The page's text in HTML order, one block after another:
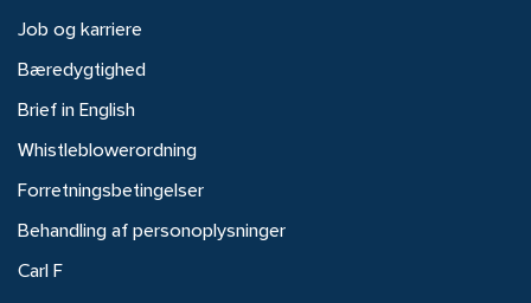
Job og karriere
Bæredygtighed
Brief in English
Whistleblowerordning
Forretningsbetingelser
Behandling af personoplysninger
Carl F